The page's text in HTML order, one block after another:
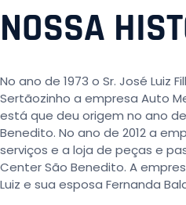
NOSSA
No ano de 1973 o Sr. José Luiz
Sertãozinho a empresa Auto
está que deu origem no ano
Benedito. No ano de 2012 a
serviços e a loja de peças e
Center São Benedito. A
Luiz e sua esposa Fernanda